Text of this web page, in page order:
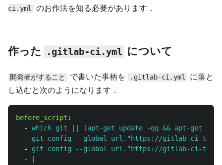
ci.yml
のお作法を知る必要があります．
作った .gitlab-ci.yml について
開発者がすること で書いた事柄を .gitlab-ci.yml
に落と
し込むと次のようになります．
before_script :
-
which git || (apt-get update -qq && apt-get
-
git config --global url."https://gitlab-ci-
-
git config --global url."https://gitlab-ci-
-